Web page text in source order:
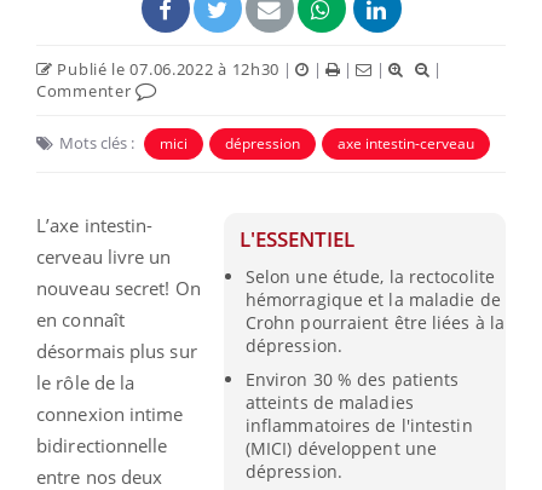
Publié le 07.06.2022 à 12h30 | | | |
|
Commenter
Mots clés : mici dépression axe intestin-cerveau
L'ESSENTIEL
Selon une étude, la rectocolite
hémorragique et la maladie de
Crohn pourraient être liées à la
dépression.
Environ 30 % des patients
atteints de maladies
inflammatoires de l'intestin
(MICI) développent une
dépression.
L’axe intestin-
cerveau livre un
nouveau secret! On
en connaît
désormais plus sur
le rôle de la
connexion intime
bidirectionnelle
entre nos deux